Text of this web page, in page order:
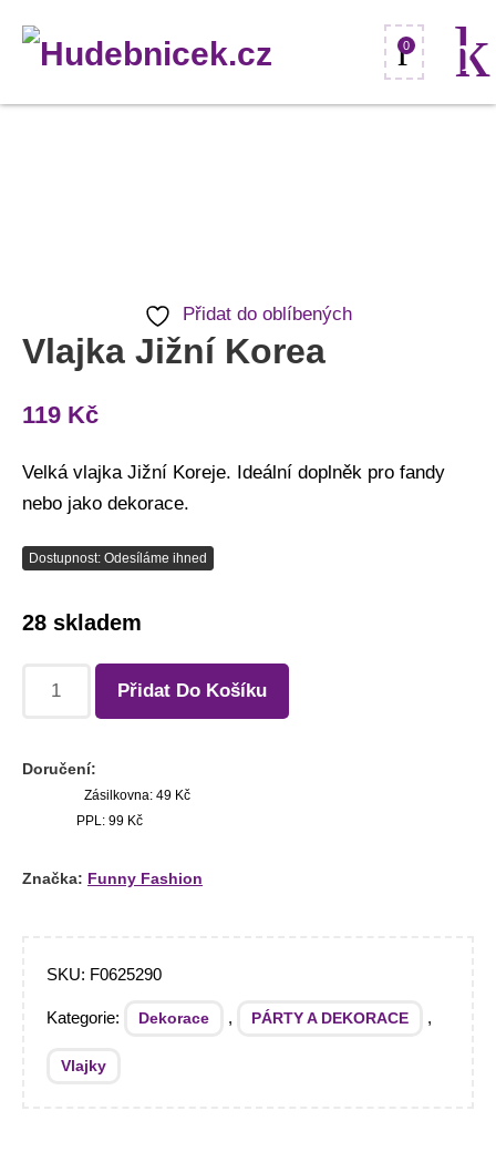
0
Přidat do oblíbených
Vlajka Jižní Korea
119 Kč
Velká vlajka Jižní Koreje. Ideální doplněk pro fandy
nebo jako dekorace.
Dostupnost: Odesíláme ihned
28 skladem
Přidat Do Košíku
Doručení:
Zásilkovna: 49 Kč
PPL: 99 Kč
Značka: Funny Fashion
SKU: F0625290
Kategorie: Dekorace , PÁRTY A DEKORACE ,
Vlajky